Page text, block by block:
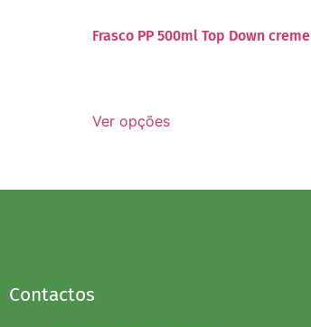
Frasco PP 500ml Top Down creme
Ver opções
Contactos